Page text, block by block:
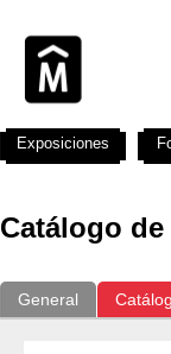
Catálogo
General
Exposiciones